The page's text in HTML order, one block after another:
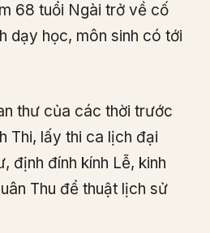
68 tuổi Ngài trở về cố
dạy học, môn sinh có tới
thư của các thời trước
Thi, lấy thi ca lịch đại
định đính kính Lễ, kinh
Thu để thuật lịch sử